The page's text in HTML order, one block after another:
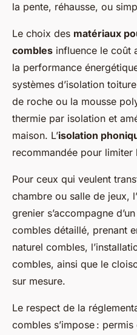
la pente, réhausse, ou
Le choix des matériaux
combles influence le coût
la performance
systèmes d’isolation
de roche ou la mousse
thermie par isolation et
maison. L’isolation
recommandée pour limiter
Pour ceux qui veulent
chambre ou salle de jeux,
grenier s’accompagne
combles détaillé, prenant
naturel combles,
combles, ainsi que le
sur mesure.
Le respect de la
combles s’impose :